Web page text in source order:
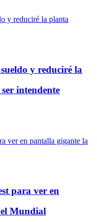
y reduciré la
intendente
para ver en
Mundial